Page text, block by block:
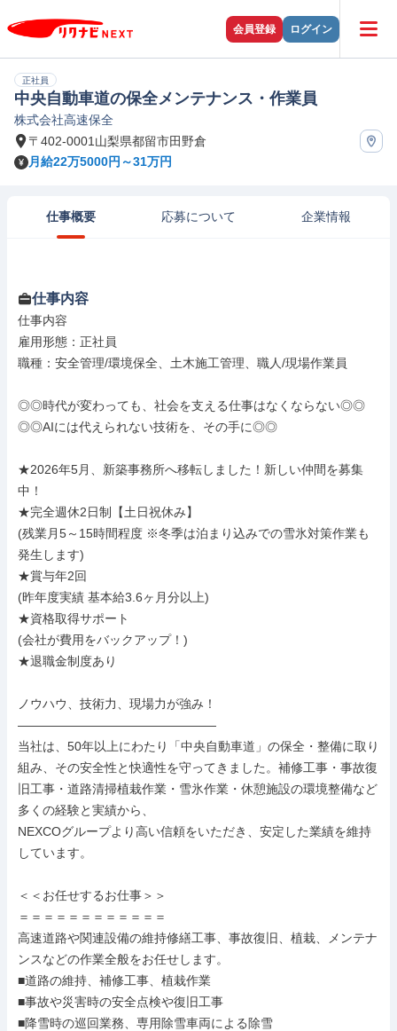
会員登録 ログイン
正社員
中央自動車道の保全メンテナンス・作業員
株式会社高速保全
〒402-0001山梨県都留市田野倉
月給22万5000円～31万円
仕事概要 応募について 企業情報
仕事内容
仕事内容
雇用形態：正社員
職種：安全管理/環境保全、土木施工管理、職人/現場作業員
◎◎時代が変わっても、社会を支える仕事はなくならない◎◎
◎◎AIには代えられない技術を、その手に◎◎
★2026年5月、新築事務所へ移転しました！新しい仲間を募集
中！
★完全週休2日制【土日祝休み】
(残業月5～15時間程度 ※冬季は泊まり込みでの雪氷対策作業も
発生します)
★賞与年2回
(昨年度実績 基本給3.6ヶ月分以上)
★資格取得サポート
(会社が費用をバックアップ！)
★退職金制度あり
ノウハウ、技術力、現場力が強み！
――――――――――――――――
当社は、50年以上にわたり「中央自動車道」の保全・整備に取り
組み、その安全性と快適性を守ってきました。補修工事・事故復
旧工事・道路清掃植栽作業・雪氷作業・休憩施設の環境整備など
多くの経験と実績から、
NEXCOグループより高い信頼をいただき、安定した業績を維持
しています。
＜＜お任せするお仕事＞＞
＝＝＝＝＝＝＝＝＝＝＝＝
高速道路や関連設備の維持修繕工事、事故復旧、植栽、メンテナ
ンスなどの作業全般をお任せします。
■道路の維持、補修工事、植栽作業
■事故や災害時の安全点検や復旧工事
■降雪時の巡回業務、専用除雪車両による除雪